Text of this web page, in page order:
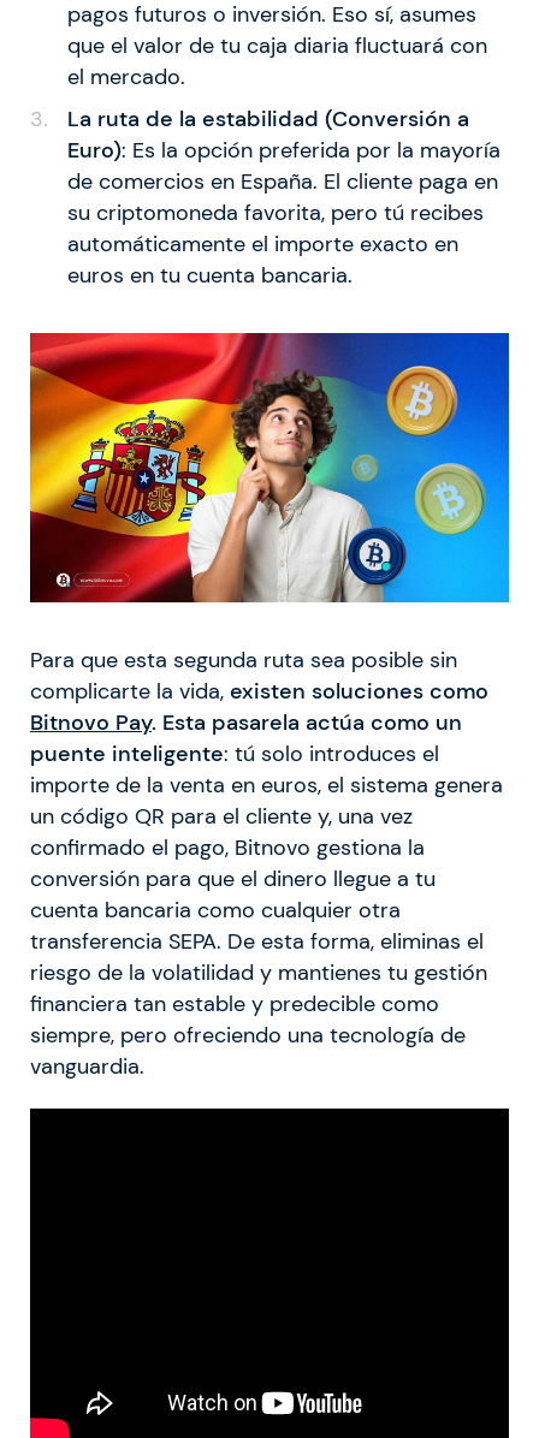
pagos futuros o inversión. Eso sí, asumes
que el valor de tu caja diaria fluctuará con
el mercado.
La ruta de la estabilidad (Conversión a
Euro): Es la opción preferida por la mayoría
de comercios en España. El cliente paga en
su criptomoneda favorita, pero tú recibes
automáticamente el importe exacto en
euros en tu cuenta bancaria.
Para que esta segunda ruta sea posible sin
complicarte la vida, existen soluciones como
Bitnovo Pay. Esta pasarela actúa como un
puente inteligente: tú solo introduces el
importe de la venta en euros, el sistema genera
un código QR para el cliente y, una vez
confirmado el pago, Bitnovo gestiona la
conversión para que el dinero llegue a tu
cuenta bancaria como cualquier otra
transferencia SEPA. De esta forma, eliminas el
riesgo de la volatilidad y mantienes tu gestión
financiera tan estable y predecible como
siempre, pero ofreciendo una tecnología de
vanguardia.